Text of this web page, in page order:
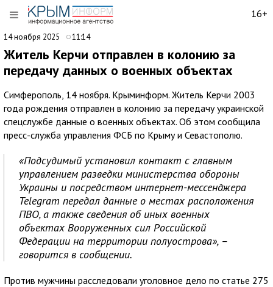
16+
14 ноября 2025 11:14
Житель Керчи отправлен в колонию за
передачу данных о военных объектах
Симферополь, 14 ноября. Крыминформ. Житель Керчи 2003
года рождения отправлен в колонию за передачу украинской
спецслужбе данные о военных объектах. Об этом сообщила
пресс-служба управления ФСБ по Крыму и Севастополю.
«Подсудимый установил контакт с главным
управлением разведки министерства обороны
Украины и посредством интернет-мессенджера
Telegram передал данные о местах расположения
ПВО, а также сведения об иных военных
объектах Вооруженных сил Российской
Федерации на территории полуострова», –
говорится в сообщении.
Против мужчины расследовали уголовное дело по статье 275